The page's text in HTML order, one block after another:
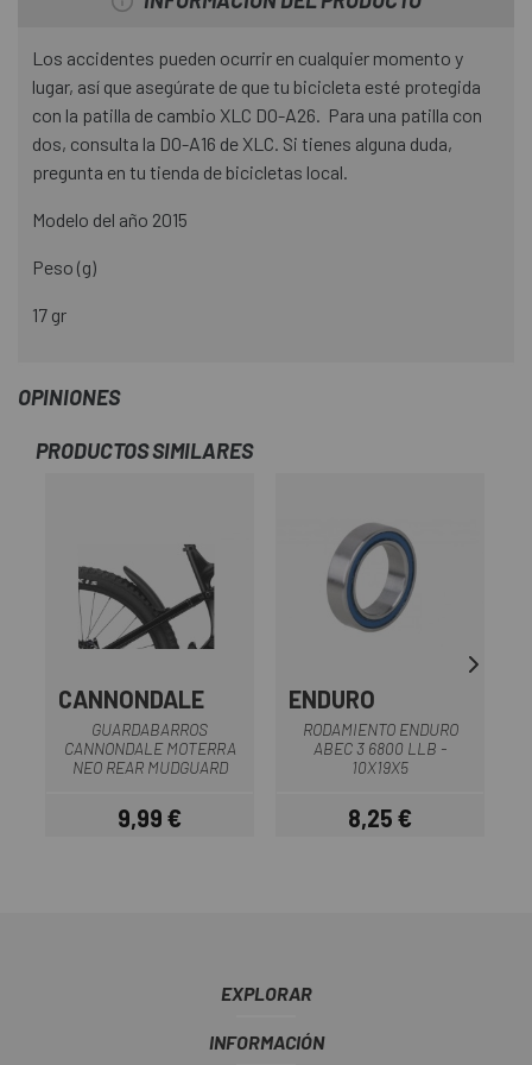
Los accidentes pueden ocurrir en cualquier momento y
lugar, así que asegúrate de que tu bicicleta esté protegida
con la patilla de cambio XLC DO-A26. Para una patilla con
dos, consulta la DO-A16 de XLC. Si tienes alguna duda,
pregunta en tu tienda de bicicletas local.
Modelo del año 2015
Peso (g)
17 gr
OPINIONES
PRODUCTOS SIMILARES
CANNONDALE
GUARDABARROS
CANNONDALE MOTERRA
NEO REAR MUDGUARD
Precio
9,99 €
ENDURO
RODAMIENTO ENDURO
ABEC 3 6800 LLB -
10X19X5
Precio
8,25 €
EXPLORAR
INFORMACIÓN